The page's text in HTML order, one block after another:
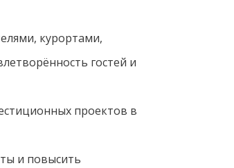
курортами,
гостей и
проектов в
и повысить